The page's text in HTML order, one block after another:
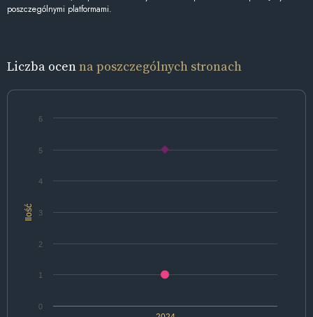
poszczególnymi platformami.
Liczba ocenna poszczególnych stronach
Ilość
0
1
2
3
4
5
6